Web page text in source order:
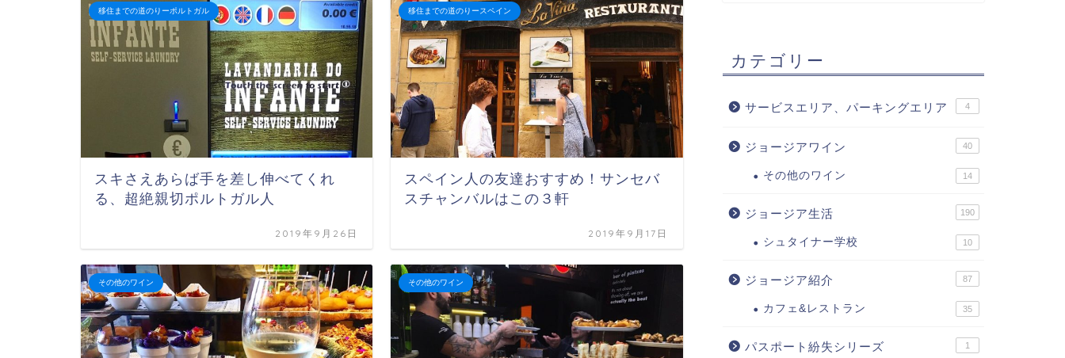
移住までの道のりーポルトガル
スキさえあらば手を差し伸べてくれ
る、超絶親切ポルトガル人
2019年9月26日
移住までの道のりースペイン
スペイン人の友達おすすめ！サンセバ
スチャンバルはこの３軒
2019年9月17日
その他のワイン その他のワイン
カテゴリー
サービスエリア、パーキングエリア 4
ジョージアワイン 40
その他のワイン 14
ジョージア生活 190
シュタイナー学校 10
ジョージア紹介 87
カフェ&レストラン 35
パスポート紛失シリーズ 1